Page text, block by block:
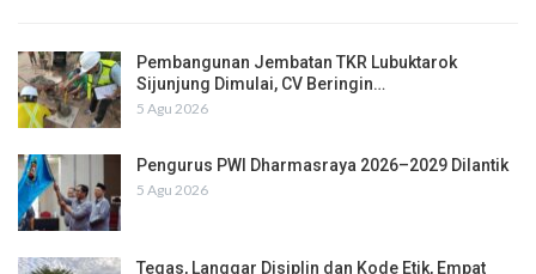
Pembangunan Jembatan TKR Lubuktarok
Sijunjung Dimulai, CV Beringin…
5 Agu 2026
Pengurus PWI Dharmasraya 2026–2029 Dilantik
5 Agu 2026
Tegas, Langgar Disiplin dan Kode Etik, Empat